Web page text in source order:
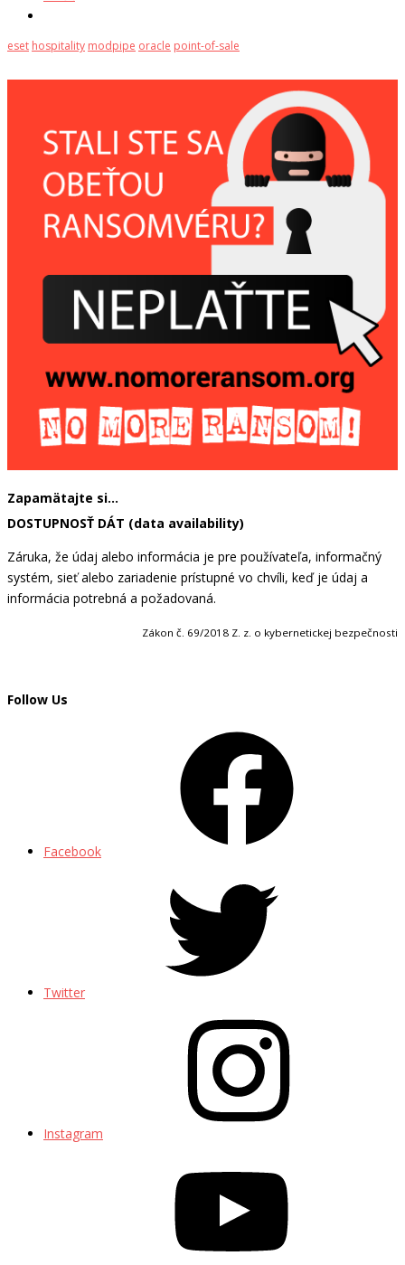
eset hospitality modpipe oracle point-of-sale
Zapamätajte si…
DOSTUPNOSŤ DÁT (data availability)
Záruka, že údaj alebo informácia je pre používateľa, informačný
systém, sieť alebo zariadenie prístupné vo chvíli, keď je údaj a
informácia potrebná a požadovaná.
Zákon č. 69/2018 Z. z. o kybernetickej bezpečnosti
Follow Us
Facebook
Twitter
Instagram